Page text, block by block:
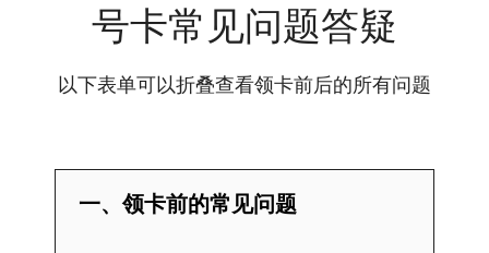
号卡常见问题答疑
以下表单可以折叠查看领卡前后的所有问题
一、领卡前的常见问题